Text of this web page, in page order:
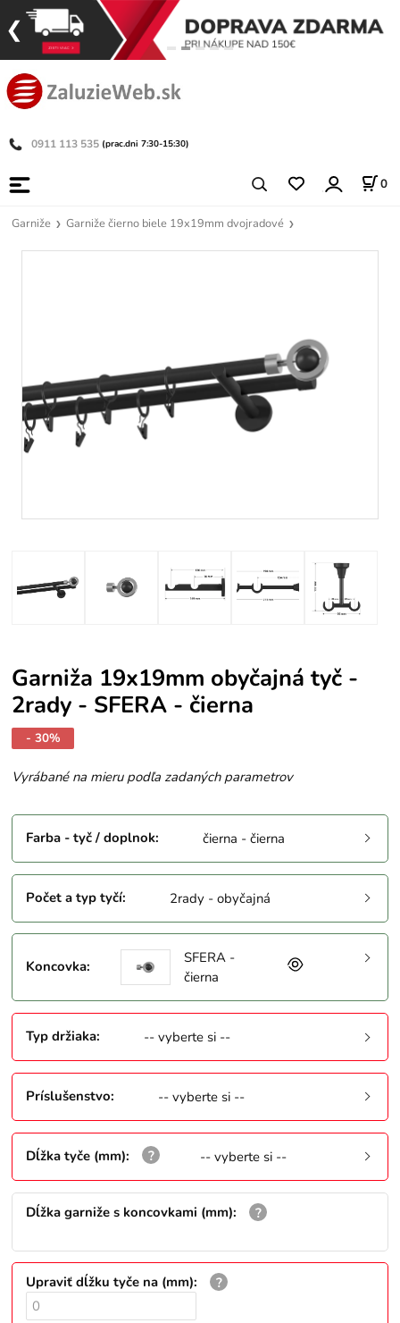
0911 113 535 (prac.dni 7:30-15:30)
0
Garniže Garniže čierno biele 19x19mm dvojradové
Garniža 19x19mm obyčajná tyč -
2rady - SFERA - čierna
- 30%
Vyrábané na mieru podľa zadaných parametrov
Farba - tyč / doplnok: čierna - čierna
Počet a typ tyčí: 2rady - obyčajná
Koncovka:
SFERA -
čierna
Typ držiaka: -- vyberte si --
Príslušenstvo: -- vyberte si --
Dĺžka tyče (mm): -- vyberte si --
Dĺžka garniže s koncovkami (mm):
Upraviť dĺžku tyče na (mm):